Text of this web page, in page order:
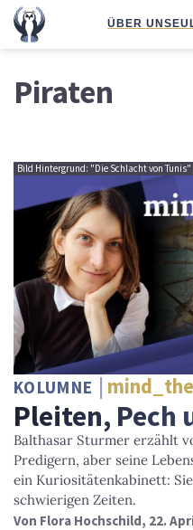
ÜBER UNS
Piraten
Bild Hintergrund: "Die Schlacht von Tunis"
KOLUMNE
Pleiten, Pech
Balthasar Sturmer erzählt
Predigern, aber seine
ein Kuriositätenkabinett:
schwierigen Zeiten.
Von Flora Hochschild, 22.